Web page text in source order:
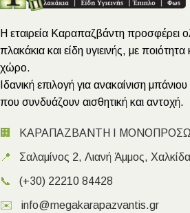
Η εταιρεία Καραπαζβάντη προσφέρει
πλακάκια και είδη υγιεινής, με ποιότητα
χώρο.
Ιδανική επιλογή για ανακαίνιση
που συνδυάζουν αισθητική και αντοχή.
🏢 ΚΑΡΑΠΑΖΒΑΝΤΗ Ι
📍 Σαλαμίνος 2, Λιανή Άμμος,
📞 (+30) 22210 84428
✉️ info@megakarapazvantis.gr